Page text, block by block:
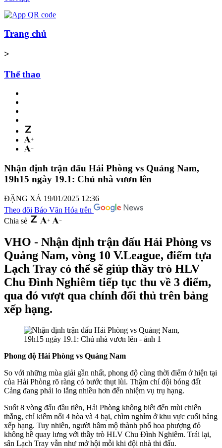
Trang chủ
>
Thể thao
Nhận định trận đấu Hải Phòng vs Quảng Nam,
19h15 ngày 19.1: Chủ nhà vươn lên
ĐẶNG XÁ 19/01/2025 12:36
Theo dõi Báo Văn Hóa trên
Chia sẻ
VHO - Nhận định trận đấu Hải Phòng vs
Quảng Nam, vòng 10 V.League, điểm tựa
Lạch Tray có thể sẽ giúp thầy trò HLV
Chu Đình Nghiêm tiếp tục thu về 3 điểm,
qua đó vượt qua chính đối thủ trên bảng
xếp hạng.
Phong độ Hải Phòng vs Quảng Nam
So với những mùa giải gần nhất, phong độ cùng thời điểm ở hiện tại
của Hải Phòng rõ ràng có bước thụt lùi. Thậm chí đội bóng đất
Cảng đang phải lo lắng nhiều hơn đến nhiệm vụ trụ hạng.
Suốt 8 vòng đấu đầu tiên, Hải Phòng không biết đến mùi chiến
thắng, chỉ kiếm nổi 4 hòa và 4 bại, chìm nghỉm ở khu vực cuối bảng
xếp hạng. Tuy nhiên, người hâm mộ thành phố hoa phượng đỏ
không hề quay lưng với thầy trò HLV Chu Đình Nghiêm. Trái lại,
sân Lạch Tray vẫn như mở hội mỗi khi đội nhà thi đấu.